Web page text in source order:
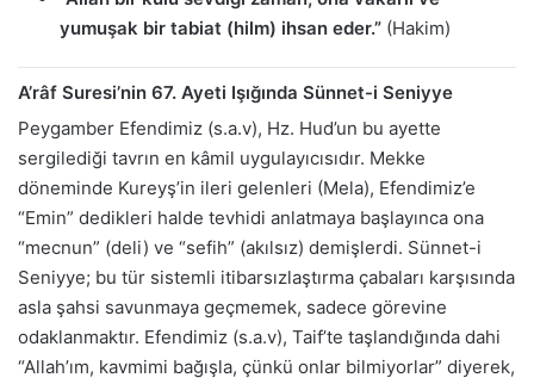
yumuşak bir tabiat (hilm) ihsan eder.” (Hakim)
A’râf Suresi’nin 67. Ayeti Işığında Sünnet-i Seniyye
Peygamber Efendimiz (s.a.v), Hz. Hud’un bu ayette
sergilediği tavrın en kâmil uygulayıcısıdır. Mekke
döneminde Kureyş’in ileri gelenleri (Mela), Efendimiz’e
“Emin” dedikleri halde tevhidi anlatmaya başlayınca ona
“mecnun” (deli) ve “sefih” (akılsız) demişlerdi. Sünnet-i
Seniyye; bu tür sistemli itibarsızlaştırma çabaları karşısında
asla şahsi savunmaya geçmemek, sadece görevine
odaklanmaktır. Efendimiz (s.a.v), Taif’te taşlandığında dahi
“Allah’ım, kavmimi bağışla, çünkü onlar bilmiyorlar” diyerek,